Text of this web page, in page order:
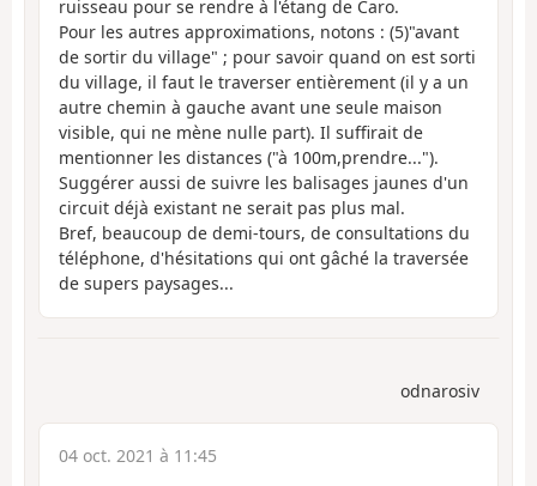
ruisseau pour se rendre à l'étang de Caro.
Pour les autres approximations, notons : (5)"avant
de sortir du village" ; pour savoir quand on est sorti
du village, il faut le traverser entièrement (il y a un
autre chemin à gauche avant une seule maison
visible, qui ne mène nulle part). Il suffirait de
mentionner les distances ("à 100m,prendre...").
Suggérer aussi de suivre les balisages jaunes d'un
circuit déjà existant ne serait pas plus mal.
Bref, beaucoup de demi-tours, de consultations du
téléphone, d'hésitations qui ont gâché la traversée
de supers paysages...
odnarosiv
04 oct. 2021 à 11:45